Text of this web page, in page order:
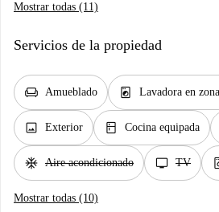
Mostrar todas (11)
Servicios de la propiedad
chair Amueblado local_laundry_service Lavadora en
image Exterior kitchen Cocina equipada
ac_unit Aire acondicionado tv TV
Mostrar todas (10)